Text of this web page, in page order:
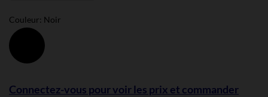
Couleur: Noir
Connectez-vous pour voir les prix et commander